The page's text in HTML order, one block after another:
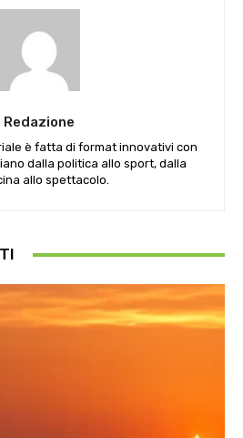
Redazione
è fatta di format innovativi con
dalla politica allo sport, dalla
allo spettacolo.